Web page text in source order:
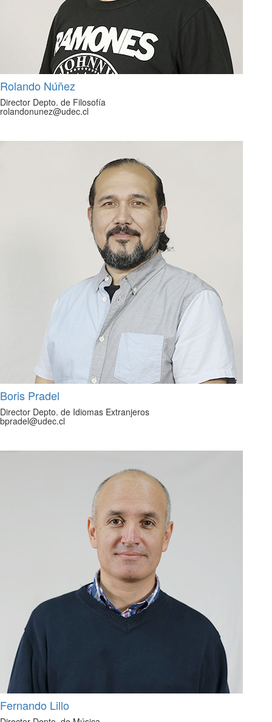
Rolando Núñez
Director Depto. de Filosofía
rolandonunez@udec.cl
Boris Pradel
Director Depto. de Idiomas Extranjeros
bpradel@udec.cl
Fernando Lillo